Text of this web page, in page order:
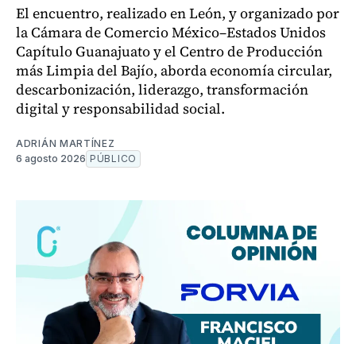
El encuentro, realizado en León, y organizado por
la Cámara de Comercio México–Estados Unidos
Capítulo Guanajuato y el Centro de Producción
más Limpia del Bajío, aborda economía circular,
descarbonización, liderazgo, transformación
digital y responsabilidad social.
ADRIÁN MARTÍNEZ
6 agosto 2026 PÚBLICO